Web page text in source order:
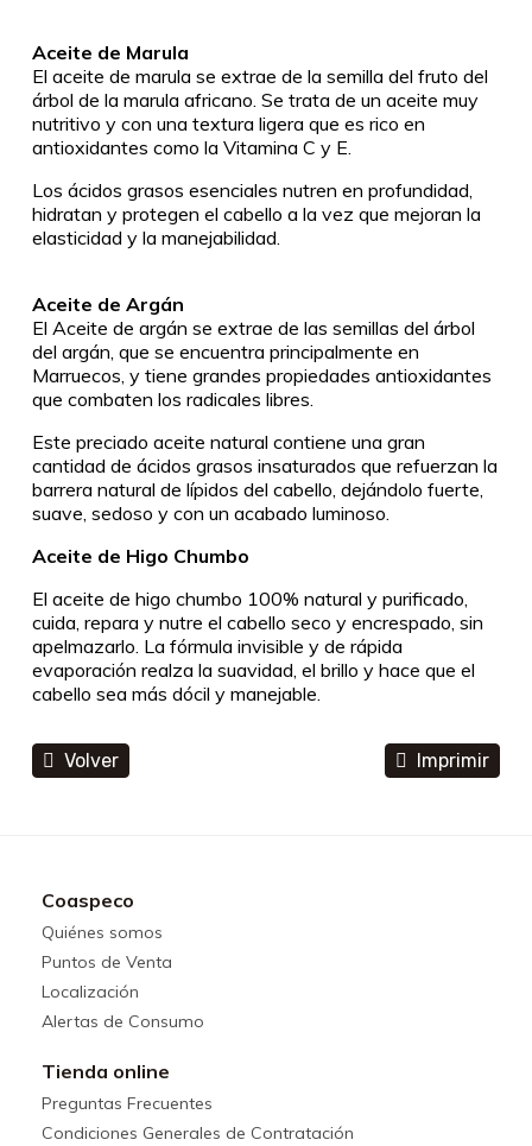
Aceite de Marula
El aceite de marula se extrae de la semilla del fruto del
árbol de la marula africano. Se trata de un aceite muy
nutritivo y con una textura ligera que es rico en
antioxidantes como la Vitamina C y E.
Los ácidos grasos esenciales nutren en profundidad,
hidratan y protegen el cabello a la vez que mejoran la
elasticidad y la manejabilidad.
Aceite de Argán
El Aceite de argán se extrae de las semillas del árbol
del argán, que se encuentra principalmente en
Marruecos, y tiene grandes propiedades antioxidantes
que combaten los radicales libres.
Este preciado aceite natural contiene una gran
cantidad de ácidos grasos insaturados que refuerzan la
barrera natural de lípidos del cabello, dejándolo fuerte,
suave, sedoso y con un acabado luminoso.
Aceite de Higo Chumbo
El aceite de higo chumbo 100% natural y purificado,
cuida, repara y nutre el cabello seco y encrespado, sin
apelmazarlo. La fórmula invisible y de rápida
evaporación realza la suavidad, el brillo y hace que el
cabello sea más dócil y manejable.
Volver Imprimir
Coaspeco
Quiénes somos
Puntos de Venta
Localización
Alertas de Consumo
Tienda online
Preguntas Frecuentes
Condiciones Generales de Contratación